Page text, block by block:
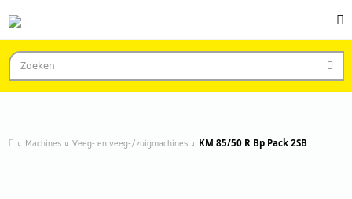
Machines Veeg- en veeg-/zuigmachines KM 85/50 R Bp Pack 2SB